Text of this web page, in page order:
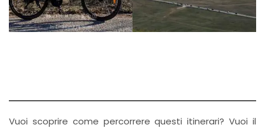
Vuoi scoprire come percorrere questi itinerari? Vuoi il